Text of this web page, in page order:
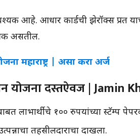
आहे. आधार कार्डची झेरॉक्स प्रत
असतील.
महाराष्ट्र | असा करा अर्ज
योजना दस्तऐवज | Jamin
लाभार्थीचे १०० रुपयांच्या स्टॅम्प
तहसीलदाराचा दाखला.